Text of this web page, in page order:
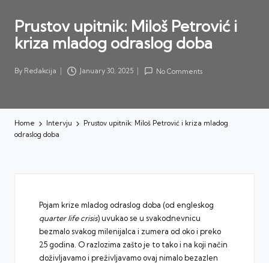
Prustov upitnik: Miloš Petrović i
kriza mladog odraslog doba
Posted
By Redakcija January 30, 2025 No Comments
Home Intervju
Prustov upitnik: Miloš Petrović i kriza mladog
odraslog doba
Pojam krize mladog odraslog doba (od engleskog
quarter life crisis) uvukao se u svakodnevnicu
bezmalo svakog milenijalca i zumera od oko i preko
25 godina. O razlozima zašto je to tako i na koji način
doživljavamo i preživljavamo ovaj nimalo bezazlen